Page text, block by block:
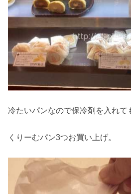
冷たいパンなので保冷剤を入れて
くりーむパン3つお買い上げ。